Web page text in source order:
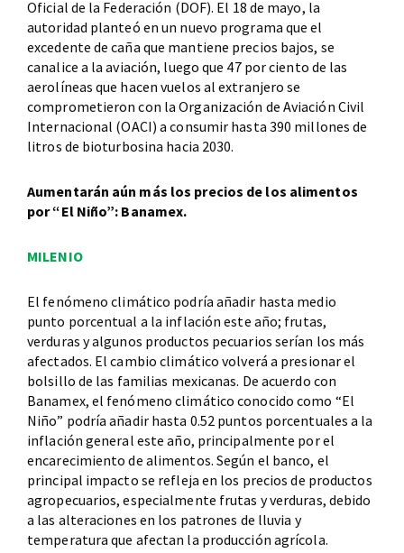
Oficial de la Federación (DOF). El 18 de mayo, la
autoridad planteó en un nuevo programa que el
excedente de caña que mantiene precios bajos, se
canalice a la aviación, luego que 47 por ciento de las
aerolíneas que hacen vuelos al extranjero se
comprometieron con la Organización de Aviación Civil
Internacional (OACI) a consumir hasta 390 millones de
litros de bioturbosina hacia 2030.
Aumentarán aún más los precios de los alimentos
por “El Niño”: Banamex.
MILENIO
El fenómeno climático podría añadir hasta medio
punto porcentual a la inflación este año; frutas,
verduras y algunos productos pecuarios serían los más
afectados. El cambio climático volverá a presionar el
bolsillo de las familias mexicanas. De acuerdo con
Banamex, el fenómeno climático conocido como “El
Niño” podría añadir hasta 0.52 puntos porcentuales a la
inflación general este año, principalmente por el
encarecimiento de alimentos. Según el banco, el
principal impacto se refleja en los precios de productos
agropecuarios, especialmente frutas y verduras, debido
a las alteraciones en los patrones de lluvia y
temperatura que afectan la producción agrícola.